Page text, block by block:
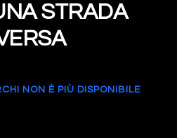
STRADA
NON È PIÙ DISPONIBILE